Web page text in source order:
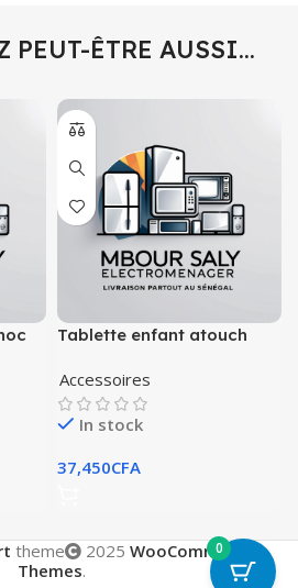
PEUT-ÊTRE AUSSI…
Tablette enfant atouch
Accessoires
In stock
37,450CFA
theme 2025 WooCommerce
Themes.
0